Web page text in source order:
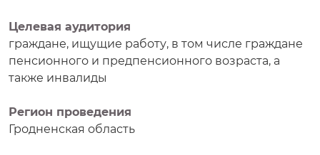
Целевая аудитория
граждане, ищущие работу, в том числе граждане
пенсионного и предпенсионного возраста, а
также инвалиды
Регион проведения
Гродненская область